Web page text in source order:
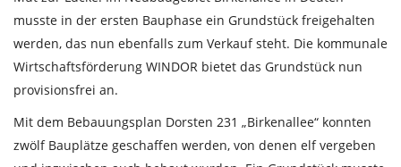
musste in der ersten Bauphase ein Grundstück freigehalten
werden, das nun ebenfalls zum Verkauf steht. Die kommunale
Wirtschaftsförderung WINDOR bietet das Grundstück nun
provisionsfrei an.
Mit dem Bebauungsplan Dorsten 231 „Birkenallee“ konnten
zwölf Bauplätze geschaffen werden, von denen elf vergeben